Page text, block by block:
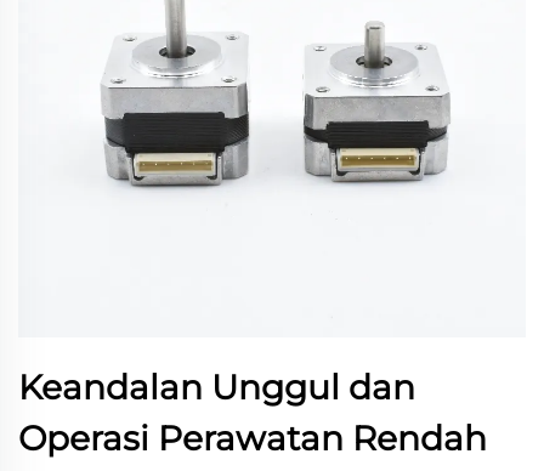
Keandalan Unggul dan
Operasi Perawatan Rendah